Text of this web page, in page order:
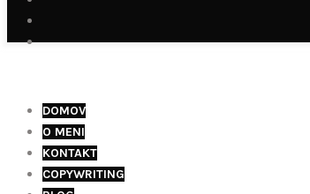
DOMOV
O MENI
KONTAKT
COPYWRITING